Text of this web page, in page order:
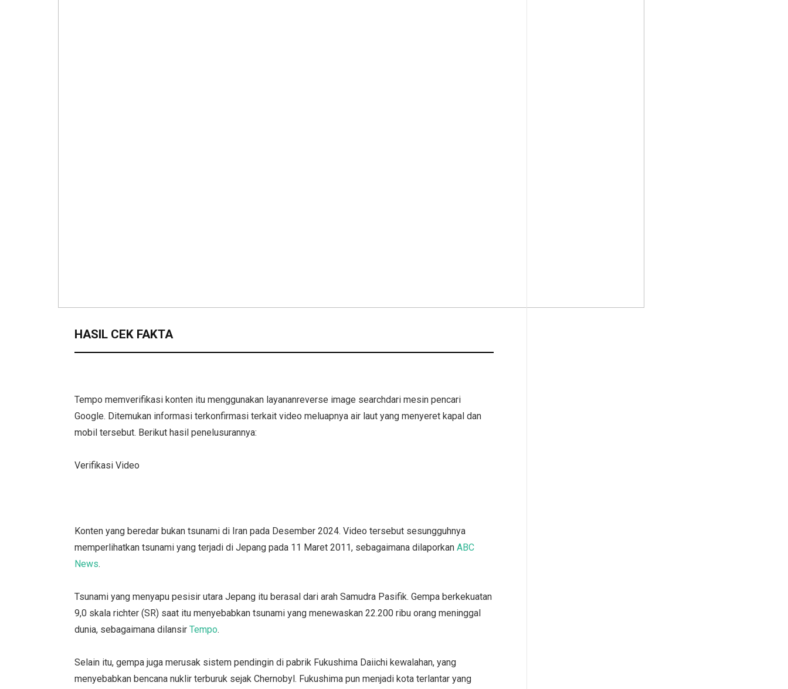
HASIL CEK FAKTA
Tempo memverifikasi konten itu menggunakan layananreverse image searchdari mesin pencari
Google. Ditemukan informasi terkonfirmasi terkait video meluapnya air laut yang menyeret kapal dan
mobil tersebut. Berikut hasil penelusurannya:
Verifikasi Video
Konten yang beredar bukan tsunami di Iran pada Desember 2024. Video tersebut sesungguhnya
memperlihatkan tsunami yang terjadi di Jepang pada 11 Maret 2011, sebagaimana dilaporkanABC
News.
Tsunami yang menyapu pesisir utara Jepang itu berasal dari arah Samudra Pasifik. Gempa berkekuatan
9,0 skala richter (SR) saat itu menyebabkan tsunami yang menewaskan 22.200 ribu orang meninggal
dunia, sebagaimana dilansirTempo.
Selain itu, gempa juga merusak sistem pendingin di pabrik Fukushima Daiichi kewalahan, yang
menyebabkan bencana nuklir terburuk sejak Chernobyl. Fukushima pun menjadi kota terlantar yang